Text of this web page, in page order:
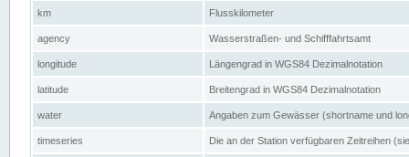
km Flusskilometer
agency Wasserstraßen- und Schifffahrtsamt
longitude Längengrad in WGS84 Dezimalnotation
latitude Breitengrad in WGS84 Dezimalnotation
water Angaben zum Gewässer (shortname und
timeseries Die an der Station verfügbaren Zeitreihen